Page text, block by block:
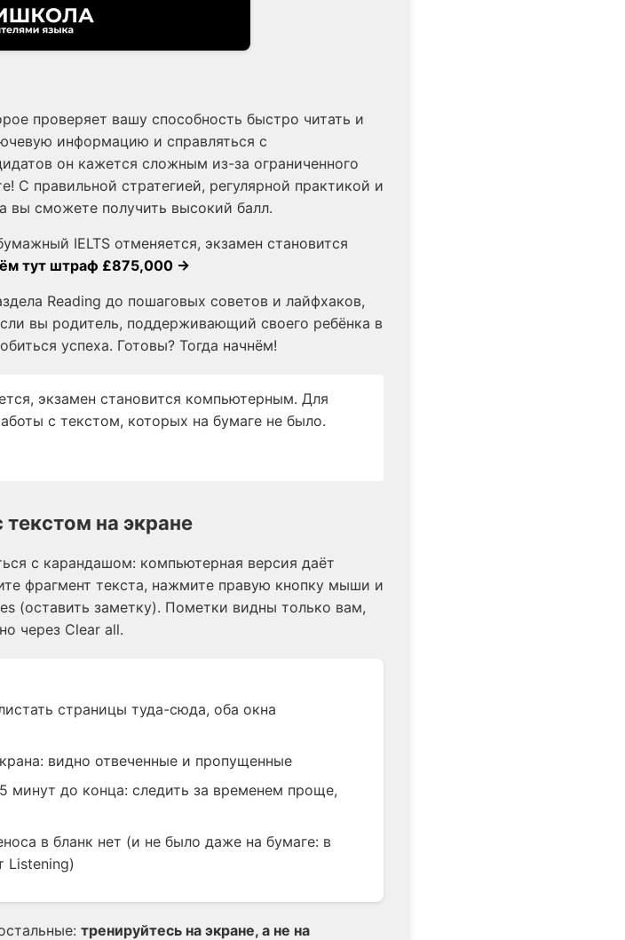
проверяет вашу способность быстро читать и
информацию и справляться с
он кажется сложным из-за ограниченного
С правильной стратегией, регулярной практикой и
вы сможете получить высокий балл.
IELTS отменяется, экзамен становится
тут штраф £875,000 →
Reading до пошаговых советов и лайфхаков,
вы родитель, поддерживающий своего ребёнка в
успеха. Готовы? Тогда начнём!
экзамен становится компьютерным. Для
с текстом, которых на бумаге не было.
на экране
с карандашом: компьютерная версия даёт
фрагмент текста, нажмите правую кнопку мыши и
(оставить заметку). Пометки видны только вам,
через Clear all.
страницы туда-сюда, оба окна
видно отвеченные и пропущенные
минут до конца: следить за временем проще,
в бланк нет (и не было даже на бумаге: в
Listening)
тренируйтесь на экране, а не на